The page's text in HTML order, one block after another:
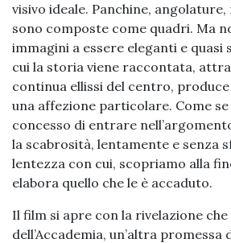
visivo ideale. Panchine,
sono composte come quadri. Ma
immagini a essere eleganti e quasi
cui la storia viene raccontata,
continua ellissi del centro,
una affezione particolare. Come se
concesso di entrare
la scabrosità, lentamente e senza
lentezza con cui, scopriamo alla
elabora quello che le è accaduto.
Il film si apre con la rivelazione che
dell’Accademia, un’altra promessa